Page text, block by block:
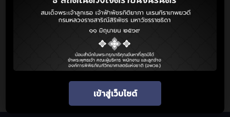
เข้าสู่เว็บไซต์
คอร์สเรียนทั้งหมด
วิธีการสมัครสมาชิก
เว็บไซต์ อพวช.
เกี่ยวกับเรา
ติดต่อเรา